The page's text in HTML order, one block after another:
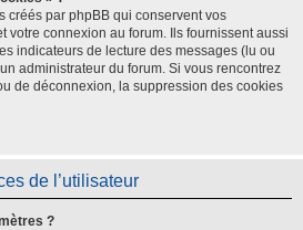
créés par phpBB qui conservent vos
votre connexion au forum. Ils fournissent aussi
indicateurs de lecture des messages (lu ou
administrateur du forum. Si vous rencontrez
de déconnexion, la suppression des cookies
de l’utilisateur
?